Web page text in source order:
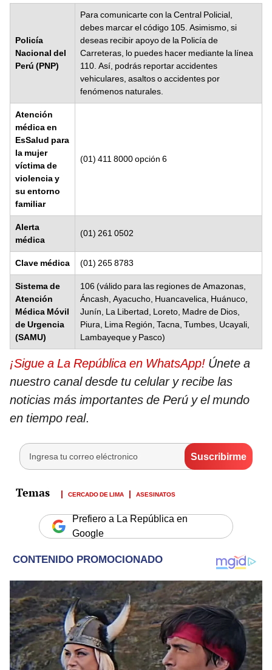
Policía
Nacional del
Perú (PNP)
Para comunicarte con la Central Policial,
debes marcar el código 105. Asimismo, si
deseas recibir apoyo de la Policía de
Carreteras, lo puedes hacer mediante la línea
110. Así, podrás reportar accidentes
vehiculares, asaltos o accidentes por
fenómenos naturales.
Atención
médica en
EsSalud para
la mujer
víctima de
violencia y
su entorno
familiar
(01) 411 8000 opción 6
Alerta
médica
(01) 261 0502
Clave médica (01) 265 8783
Sistema de
Atención
Médica Móvil
de Urgencia
(SAMU)
106 (válido para las regiones de Amazonas,
Áncash, Ayacucho, Huancavelica, Huánuco,
Junín, La Libertad, Loreto, Madre de Dios,
Piura, Lima Región, Tacna, Tumbes, Ucayali,
Lambayeque y Pasco)
¡Sigue a La República en WhatsApp! Únete a
nuestro canal desde tu celular y recibe las
noticias más importantes de Perú y el mundo
en tiempo real.
CERCADO DE LIMA ASESINATOS
Prefiero a La República en
Google